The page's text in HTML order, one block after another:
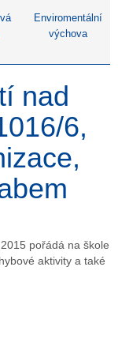
Enviromentální
výchova
nad
6,
pořádá na škole
aktivity a také